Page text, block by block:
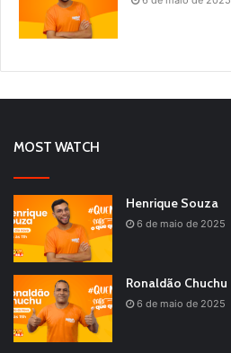
MOST WATCH
Henrique Souza
6 de maio de 2025
Ronaldão Chuchu
6 de maio de 2025